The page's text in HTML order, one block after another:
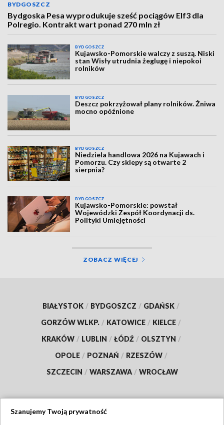
BYDGOSZCZ
Bydgoska Pesa wyprodukuje sześć pociągów Elf3 dla
Polregio. Kontrakt wart ponad 270 mln zł
BYDGOSZCZ
Kujawsko-Pomorskie walczy z suszą. Niski
stan Wisły utrudnia żeglugę i niepokoi
rolników
BYDGOSZCZ
Deszcz pokrzyżował plany rolników. Żniwa
mocno opóźnione
BYDGOSZCZ
Niedziela handlowa 2026 na Kujawach i
Pomorzu. Czy sklepy są otwarte 2
sierpnia?
BYDGOSZCZ
Kujawsko-Pomorskie: powstał
Wojewódzki Zespół Koordynacji ds.
Polityki Umiejętności
ZOBACZ WIĘCEJ
BIAŁYSTOK / BYDGOSZCZ / GDAŃSK /
GORZÓW WLKP. / KATOWICE / KIELCE /
KRAKÓW / LUBLIN / ŁÓDŹ / OLSZTYN /
OPOLE / POZNAŃ / RZESZÓW /
SZCZECIN / WARSZAWA / WROCŁAW
Szanujemy Twoją prywatność